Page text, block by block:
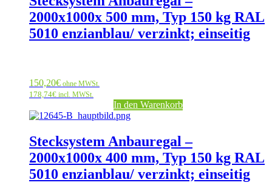
2000x1000x 500 mm, Typ 150 kg RAL
5010 enzianblau/ verzinkt; einseitig
150,20€ ohne MWSt.
178,74€ incl. MWSt.
In den Warenkorb
Stecksystem Anbauregal –
2000x1000x 400 mm, Typ 150 kg RAL
5010 enzianblau/ verzinkt; einseitig